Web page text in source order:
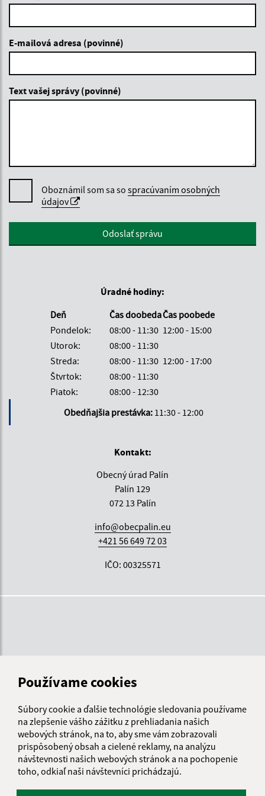
Používame cookies
Súbory cookie a ďalšie technológie sledovania používame
na zlepšenie vášho zážitku z prehliadania našich
webových stránok, na to, aby sme vám zobrazovali
prispôsobený obsah a cielené reklamy, na analýzu
návštevnosti našich webových stránok a na pochopenie
toho, odkiaľ naši návštevníci prichádzajú.
E-mailová adresa (povinné)
Text vašej správy (povinné)
Oboznámil som sa so spracúvaním osobných
údajov
Google reCaptcha ResponseOdoslať správu
Úradné hodiny:
Deň
Čas doobedaČas poobede
Pondelok:
08:00 - 11:30 12:00 - 15:00
Utorok:
08:00 - 11:30
Streda:
08:00 - 11:30 12:00 - 17:00
Štvrtok:
08:00 - 11:30
Piatok:
08:00 - 12:30
Obedňajšia prestávka: 11:30 - 12:00
Kontakt:
Obecný úrad Palín
Palín 129
072 13 Palín
info@obecpalin.eu
+421 56 649 72 03
IČO: 00325571
Informácie o stránke: